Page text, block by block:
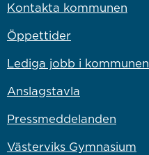
Kontakta kommunen
Öppettider
Lediga jobb i kommunen
Anslagstavla
Pressmeddelanden
Västerviks Gymnasium